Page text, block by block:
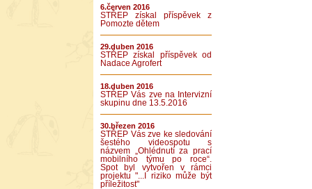
6.červen 2016
STŘEP získal příspěvek z
Pomozte dětem
29.duben 2016
STŘEP získal příspěvek od
Nadace Agrofert
18.duben 2016
STŘEP Vás zve na Intervizní
skupinu dne 13.5.2016
30.březen 2016
STŘEP Vás zve ke sledování
šestého videospotu s
názvem „Ohlédnutí za prací
mobilního týmu po roce“.
Spot byl vytvořen v rámci
projektu "...I riziko může být
příležitost"